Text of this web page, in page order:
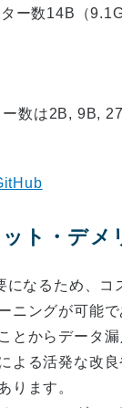
ー数14B（
数は2B, 9B,
ト・デメ
なるため、
ニングが可能
とからデータ
よる活発な改
ります。